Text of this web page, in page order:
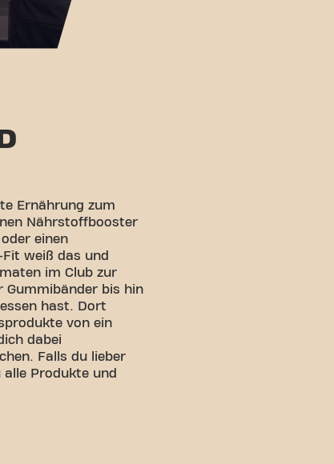
Ernährung zum
Nährstoffbooster
einen
weiß das und
im Club zur
Gummibänder bis hin
hast. Dort
von ein
dabei
Falls du lieber
Produkte und